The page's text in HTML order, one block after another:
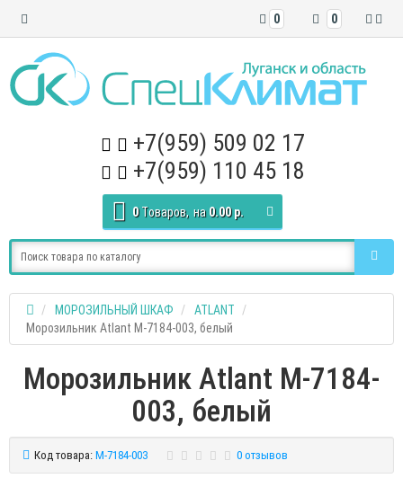
0
0
+7(959) 509 02 17
+7(959) 110 45 18
0 Tоваров, на 0.00 р.
МОРОЗИЛЬНЫЙ ШКАФ
ATLANT
Морозильник Atlant M-7184-003, белый
Морозильник Atlant M-7184-
003, белый
Код товара: M-7184-003 0 отзывов